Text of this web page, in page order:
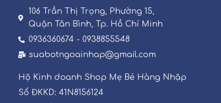
106 Trần Thị Trọng, Phường 15,
Quận Tân Bình, Tp. Hồ Chí Minh
0936360674 - 0938855548
suabotngoainhap@gmail.com
Hộ Kinh doanh Shop Mẹ Bé Hàng Nhập
Số ĐKKD: 41N8156124